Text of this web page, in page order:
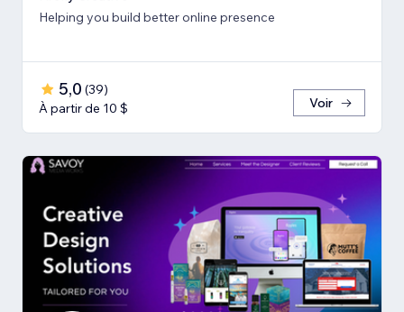
Helping you build better online presence
5,0 (39)
À partir de 10 $
Voir